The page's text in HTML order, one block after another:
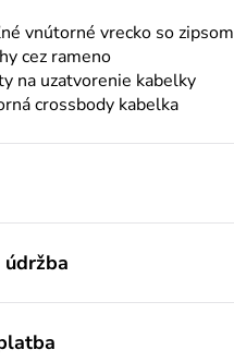
vnútorné vrecko so zipsom
cez rameno
na uzatvorenie kabelky
crossbody kabelka